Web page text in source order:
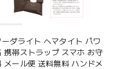
ダライト ヘマタイト パワ
携帯ストラップ スマホ お守
メール便 送料無料 ハンドメ